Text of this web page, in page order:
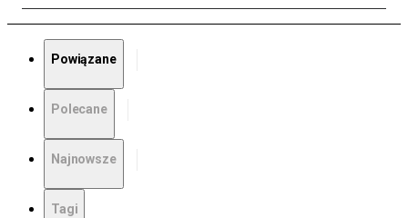
Powiązane
Polecane
Najnowsze
Tagi